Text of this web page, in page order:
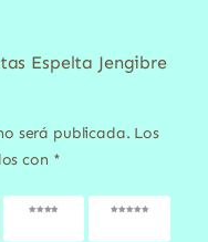
Espelta Jengibre
será publicada. Los
con *
4 de 5
5 de 5